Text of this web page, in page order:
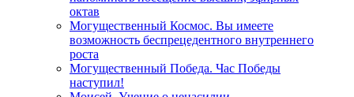
октав
Могущественный Космос. Вы имеете
возможность беспрецедентного внутреннего
роста
Могущественный Победа. Час Победы
наступил!